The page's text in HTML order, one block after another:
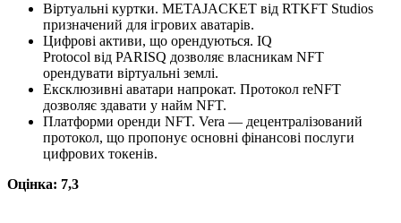
Віртуальні куртки. METAJACKET від RTKFT Studios
призначений для ігрових аватарів.
Цифрові активи, що орендуються. IQ
Protocol від PARISQ дозволяє власникам NFT
орендувати віртуальні землі.
Ексклюзивні аватари напрокат. Протокол reNFT
дозволяє здавати у найм NFT.
Платформи оренди NFT. Vera — децентралізований
протокол, що пропонує основні фінансові послуги
цифрових токенів.
Оцінка: 7,3